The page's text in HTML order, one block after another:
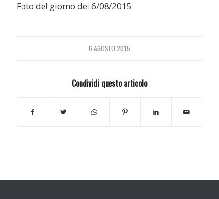
Foto del giorno del 6/08/2015
6 AGOSTO 2015
Condividi questo articolo